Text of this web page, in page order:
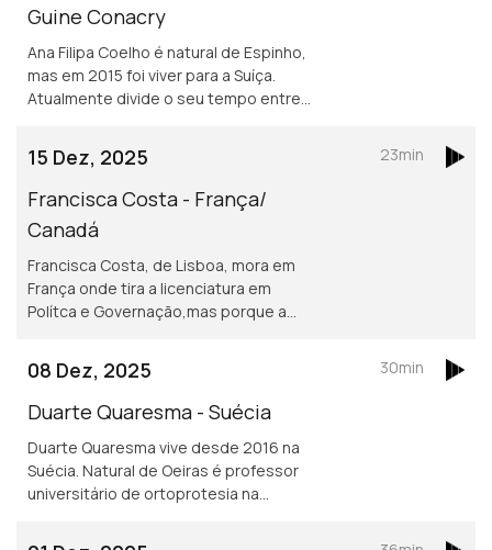
Guine Conacry
Ana Filipa Coelho é natural de Espinho,
mas em 2015 foi viver para a Suíça.
Atualmente divide o seu tempo entre
humanitária Misty Ships.
15 Dez, 2025
Francisca Costa - França/
Canadá
Francisca Costa, de Lisboa, mora em
França onde tira a licenciatura em
Polítca e Governação,mas porque a
Asilo e migração são áreas de
investigação
23min
08 Dez, 2025
Duarte Quaresma - Suécia
Duarte Quaresma vive desde 2016 na
Suécia. Natural de Oeiras é professor
universitário de ortoprotesia na
30min